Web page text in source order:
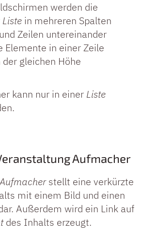
werden die
Liste in mehreren Spalten
Zeilen untereinander
Elemente in einer Zeile
gleichen Höhe
kann nur in einer Liste
Aufmacher
stellt eine verkürzte
mit einem Bild und einen
Außerdem wird ein Link auf
des Inhalts erzeugt.